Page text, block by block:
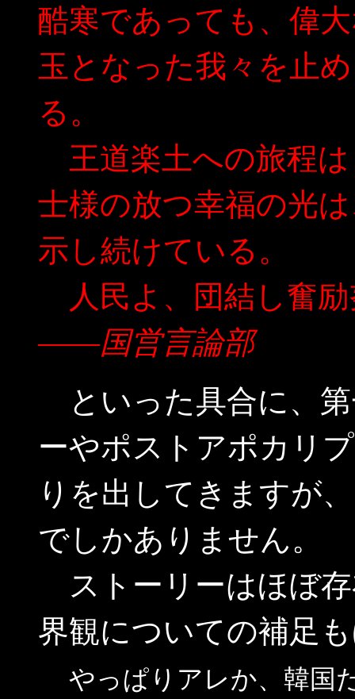
酷寒であっても、偉
玉となった我々を止
る。
王道楽土への旅程
士様の放つ幸福の光
示し続けている。
人民よ、団結し奮励
――国営言論部
といった具合に、
ーやポストアポカリ
りを出してきますが
でしかありません。
ストーリーはほぼ
界観についての補足
やっぱりアレか、韓国